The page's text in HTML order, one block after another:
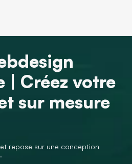
| Créez votre
sur mesure
repose sur une conception